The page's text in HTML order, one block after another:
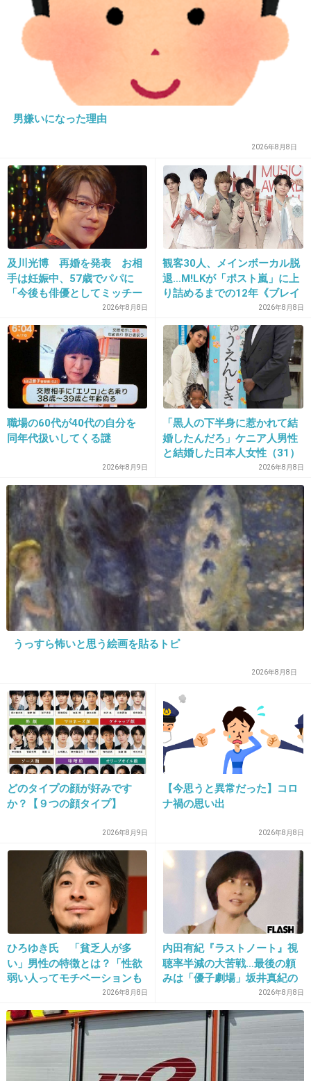
+38
2013/12/12(木) 16:16:15
じっちゃんの名に懸けて！
+232 -3
20. 匿名2013/12/12(木) 16:16:19
「分かるやつだけ分かればいい」
花巻さん あまちゃんより。
+108 -5
2013/12/12(木) 16:16:42
八日目の蝉
その子はまだ朝ご飯を食べていないんですっ！
+275 -9
22. 匿名2013/12/12(木) 16:17:19
家族ゲーム櫻井くんの
『い゛ぃ゛ね゛〜』
-19
23. 匿名2013/12/12(木) 16:17:26
そこに愛はあるのかい？
24. 匿名2013/12/12(木) 16:17:39
トリックの映画のラストの誤読
「愛しています 宝は いらない」
言われてみたい(*´σｰ｀)
+103
2013/12/12(木) 16:18:13
あまちゃん
+33 -43
2013/12/12(木) 16:18:37
男嫌いになった理由
2026年8月8日
及川光博 再婚を発表 お相
手は妊娠中、57歳でパパに
「今後も俳優としてミッチー
2026年8月8日
観客30人、メインボーカル脱
退…M!LKが「ポスト嵐」に上
り詰めるまでの12年《ブレイ
2026年8月8日
職場の60代が40代の自分を
同年代扱いしてくる謎
2026年8月9日
「黒人の下半身に惹かれて結
婚したんだろ」ケニア人男性
と結婚した日本人女性（31）
に“誹謗中傷”殺到…本人が語
る、日本で感じる“外国人差
別”のリアル
2026年8月8日
うっすら怖いと思う絵画を貼るトピ
2026年8月8日
どのタイプの顔が好みです
か？【９つの顔タイプ】
2026年8月9日
【今思うと異常だった】コロ
ナ禍の思い出
2026年8月8日
ひろゆき氏 「貧乏人が多
い」男性の特徴とは？「性欲
弱い人ってモチベーションも
低いので貧乏人多い」2026年8月8日
内田有紀『ラストノート』視
聴率半減の大苦戦…最後の頼
みは「優子劇場」坂井真紀の
“猟奇的演技” が救いの神にな
るか
2026年8月8日